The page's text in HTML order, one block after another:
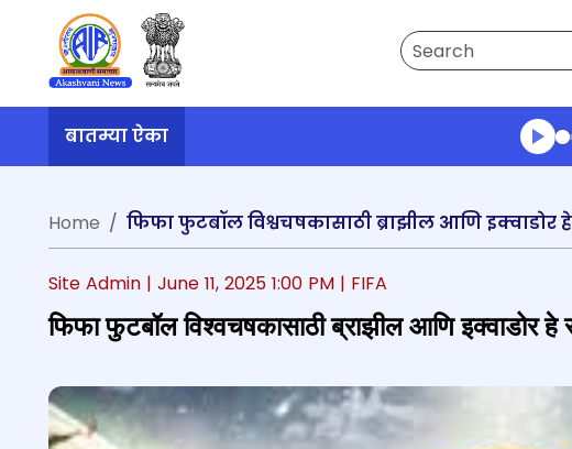
Search
बातम्या ऐका
Home
फिफा फुटबॉल विश्वचषकासाठी ब्राझील आणि इक्वाडोर
Site Admin | June 11, 2025 1:00 PM | FIFA
फिफा फुटबॉल विश्वचषकासाठी ब्राझील आणि इक्वाडोर हे